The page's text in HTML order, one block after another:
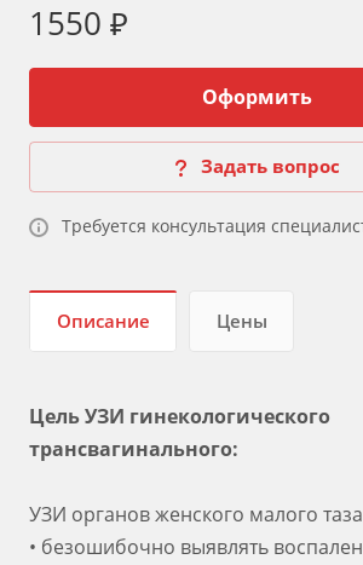
1550 ₽
Оформить
Задать вопрос
Требуется консультация
Описание Цены
Цель УЗИ гинекологического
трансвагинального:
УЗИ органов женского малого
• безошибочно выявлять